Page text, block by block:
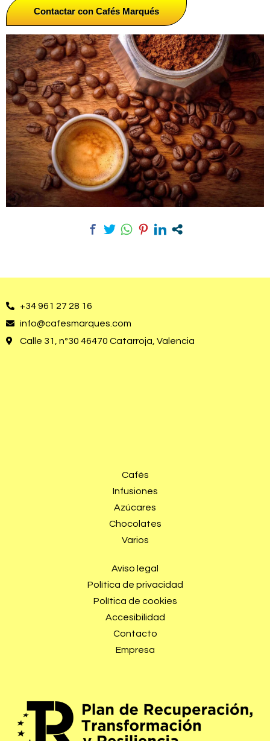
Contactar con Cafés Marqués
+34 961 27 28 16
info@cafesmarques.com
Calle 31, nº30 46470 Catarroja, Valencia
Cafés
Infusiones
Azúcares
Chocolates
Varios
Aviso legal
Política de privacidad
Política de cookies
Accesibilidad
Contacto
Empresa